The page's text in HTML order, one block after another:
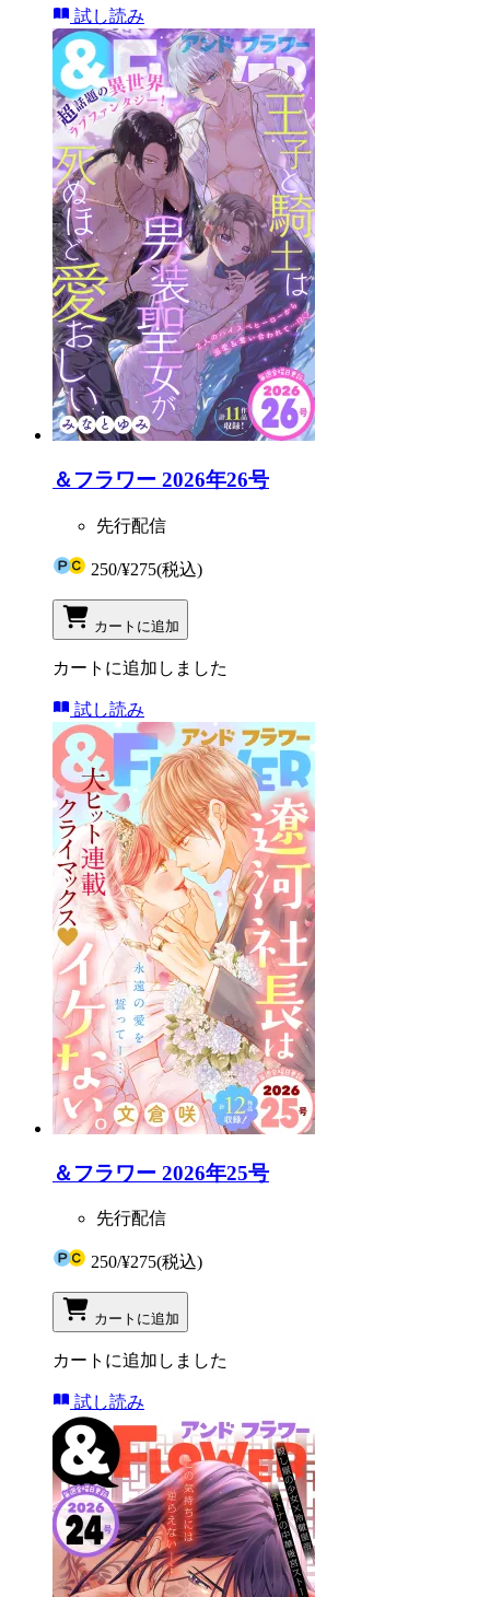
試し読み
＆フラワー 2026年26号
先行配信
250/¥275(税込)
カートに追加
カートに追加しました
試し読み
＆フラワー 2026年25号
先行配信
250/¥275(税込)
カートに追加
カートに追加しました
試し読み